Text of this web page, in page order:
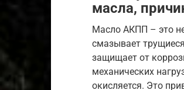
масла,
Масло АКПП – это
смазывает
защищает от
механических
окисляется. Это